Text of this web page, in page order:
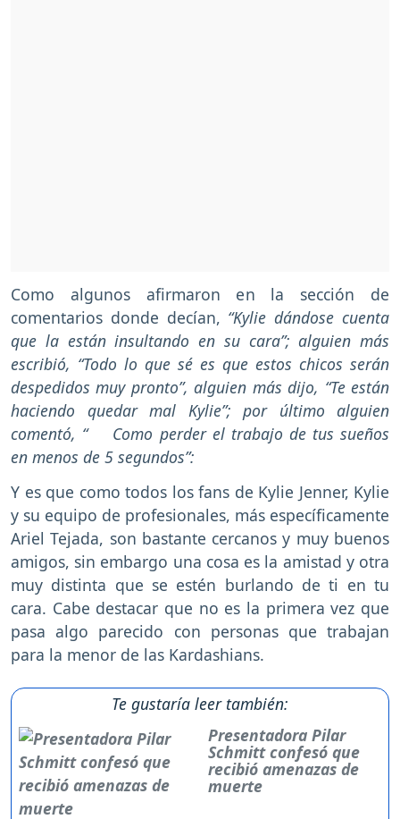
Como algunos afirmaron en la sección de
comentarios donde decían, “Kylie dándose cuenta
que la están insultando en su cara”; alguien más
escribió, “Todo lo que sé es que estos chicos serán
despedidos muy pronto”, alguien más dijo, “Te están
haciendo quedar mal Kylie”; por último alguien
comentó, “ Como perder el trabajo de tus sueños
en menos de 5 segundos”:
Y es que como todos los fans de Kylie Jenner, Kylie
y su equipo de profesionales, más específicamente
Ariel Tejada, son bastante cercanos y muy buenos
amigos, sin embargo una cosa es la amistad y otra
muy distinta que se estén burlando de ti en tu
cara. Cabe destacar que no es la primera vez que
pasa algo parecido con personas que trabajan
para la menor de las Kardashians.
Te gustaría leer también:
Presentadora Pilar
Schmitt confesó que
recibió amenazas de
muerte